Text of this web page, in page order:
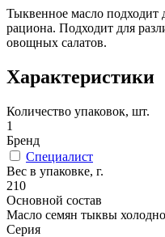
Тыквенное масло подходит
рациона. Подходит для
овощных салатов.
Характеристики
Количество упаковок, шт.
1
Бренд
Специалист
Вес в упаковке, г.
210
Основной состав
Масло семян тыквы
Серия